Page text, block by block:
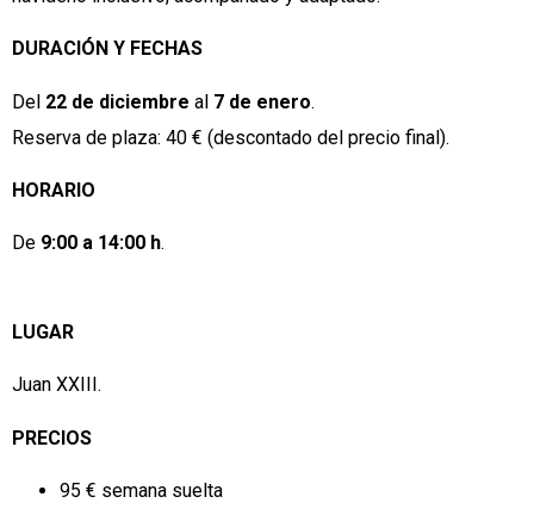
DURACIÓN Y FECHAS
Del 22 de diciembre al 7 de enero.
Reserva de plaza: 40 € (descontado del precio final).
HORARIO
De 9:00 a 14:00 h.
LUGAR
Juan XXIII.
PRECIOS
95 € semana suelta